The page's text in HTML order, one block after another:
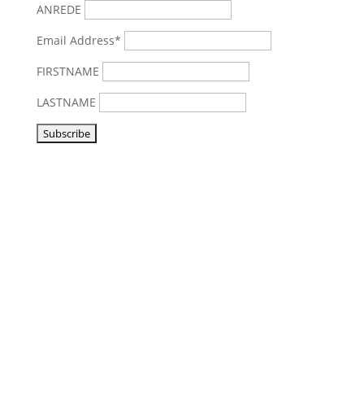
ANREDE
Email Address*
FIRSTNAME
LASTNAME